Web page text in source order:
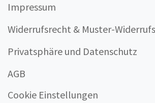
Impressum
Widerrufsrecht & Muster-
Privatsphäre und Datenschutz
AGB
Cookie Einstellungen